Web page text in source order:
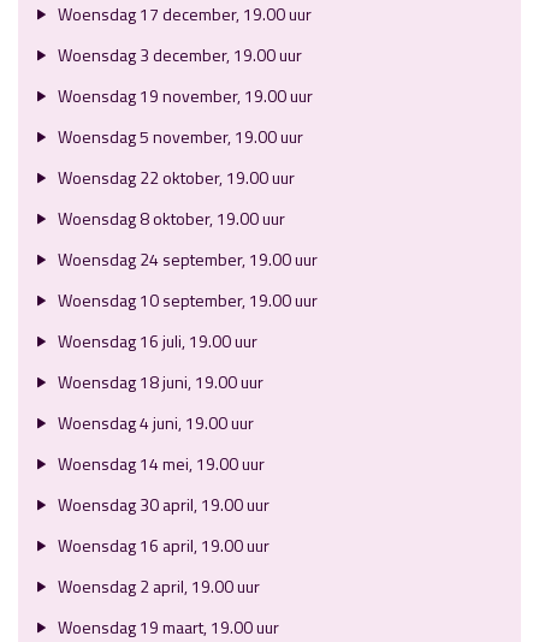
Woensdag 17 december, 19.00 uur
Woensdag 3 december, 19.00 uur
Woensdag 19 november, 19.00 uur
Woensdag 5 november, 19.00 uur
Woensdag 22 oktober, 19.00 uur
Woensdag 8 oktober, 19.00 uur
Woensdag 24 september, 19.00 uur
Woensdag 10 september, 19.00 uur
Woensdag 16 juli, 19.00 uur
Woensdag 18 juni, 19.00 uur
Woensdag 4 juni, 19.00 uur
Woensdag 14 mei, 19.00 uur
Woensdag 30 april, 19.00 uur
Woensdag 16 april, 19.00 uur
Woensdag 2 april, 19.00 uur
Woensdag 19 maart, 19.00 uur